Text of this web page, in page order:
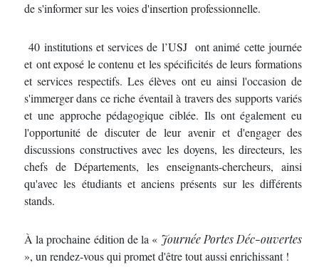
de s'informer sur les voies d'insertion professionnelle.
40 institutions et services de l’USJ ont animé cette journée
et ont exposé le contenu et les spécificités de leurs formations
et services respectifs. Les élèves ont eu ainsi l'occasion de
s'immerger dans ce riche éventail à travers des supports variés
et une approche pédagogique ciblée. Ils ont également eu
l'opportunité de discuter de leur avenir et d'engager des
discussions constructives avec les doyens, les directeurs, les
chefs de Départements, les enseignants-chercheurs, ainsi
qu'avec les étudiants et anciens présents sur les différents
stands.
À la prochaine édition de la « Journée Portes Déc-ouvertes
», un rendez-vous qui promet d'être tout aussi enrichissant !